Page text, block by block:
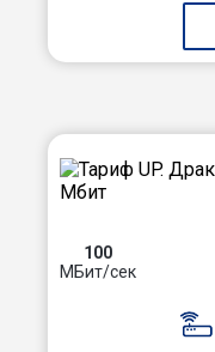
100
МБит/сек